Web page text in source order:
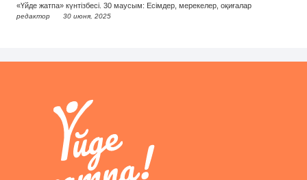
«Үйде жатпа» күнтізбесі. 30 маусым: Есімдер, мерекелер, оқиғалар
редактор 30 июня, 2025